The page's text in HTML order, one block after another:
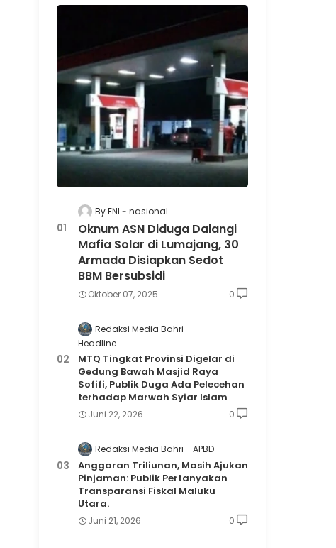
By ENI nasional
Oknum ASN Diduga Dalangi
Mafia Solar di Lumajang, 30
Armada Disiapkan Sedot
BBM Bersubsidi
Oktober 07, 2025 0
Redaksi Media Bahri
Headline
MTQ Tingkat Provinsi Digelar di
Gedung Bawah Masjid Raya
Sofifi, Publik Duga Ada Pelecehan
terhadap Marwah Syiar Islam
Juni 22, 2026 0
Redaksi Media Bahri APBD
Anggaran Triliunan, Masih Ajukan
Pinjaman: Publik Pertanyakan
Transparansi Fiskal Maluku
Utara.
Juni 21, 2026 0